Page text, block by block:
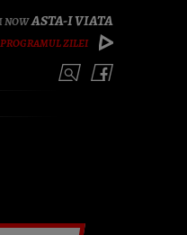
ASTA-I VIATA
ZILEI